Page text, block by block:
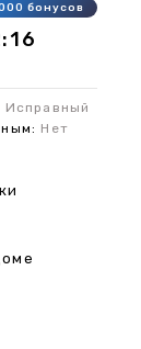
бонусов
Исправный
Нет